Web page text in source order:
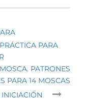
PARA
PATRONES
PARA 14 MOSCAS